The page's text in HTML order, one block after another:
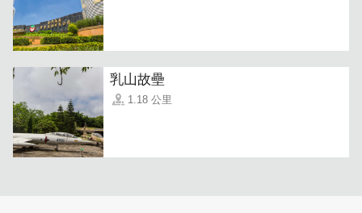
超多景点、店家介绍以及厕所、停车场地图，按下後可外连
到Google Map导航，超方便~
乳山故壘
1.18 公里